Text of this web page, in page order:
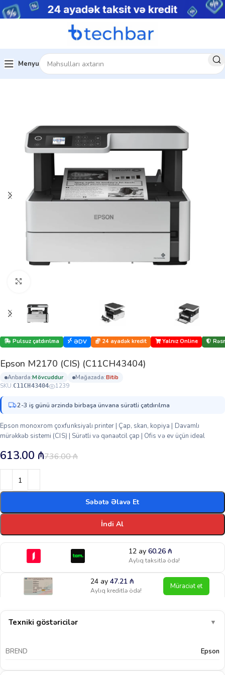
Menyu
Ev Çap avadanlıqları Printerlər
Pulsuz çatdırılma ƏDV 24 ayadək kredit Yalnız Online
Epson M2170 (CIS) (C11CH43404)
anbarda: mövcuddur mağazada:
bi̇ti̇b
SKU:C11CH43404 1239
2-3 iş günü ərzində birbaşa ünvana sürətli çatdırılma
Epson monoxrom çoxfunksiyalı printer | Çap, skan, kopiya | Davamlı
mürəkkəb sistemi (CIS) | Sürətli və qənaətcil çap | Ofis və ev üçün ideal
736.00₼
613.00 ₼
Səbətə Əlavə Et
İndi Al
12 ay 60.26 ₼
Aylıq taksitlə ödə!
24 ay47.21₼
Aylıq kreditlə ödə! Müraciət et
Texniki göstəricilər ▼
BREND Epson